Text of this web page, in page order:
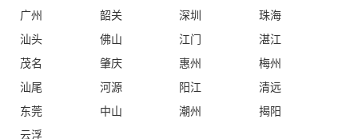
广州 韶关 深圳
珠海
汕头
佛山 江门
湛江
茂名
肇庆 惠州
梅州
汕尾
河源 阳江
清远
东莞
中山 潮州
揭阳
云浮